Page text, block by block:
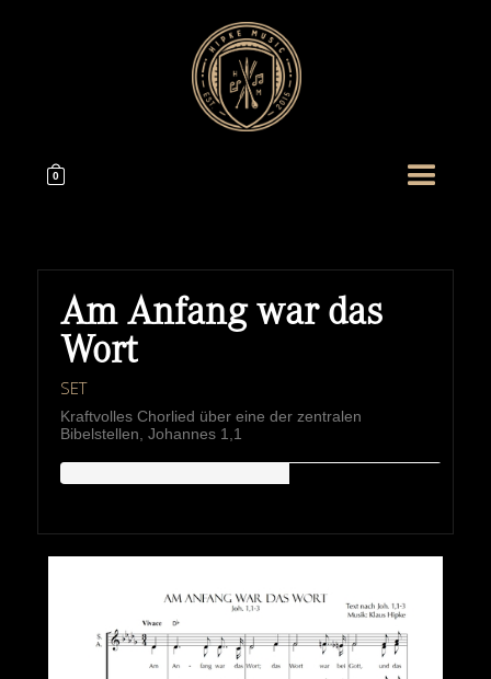
0
Am Anfang war das
Wort
SET
Kraftvolles Chorlied über eine der zentralen
Bibelstellen, Johannes 1,1